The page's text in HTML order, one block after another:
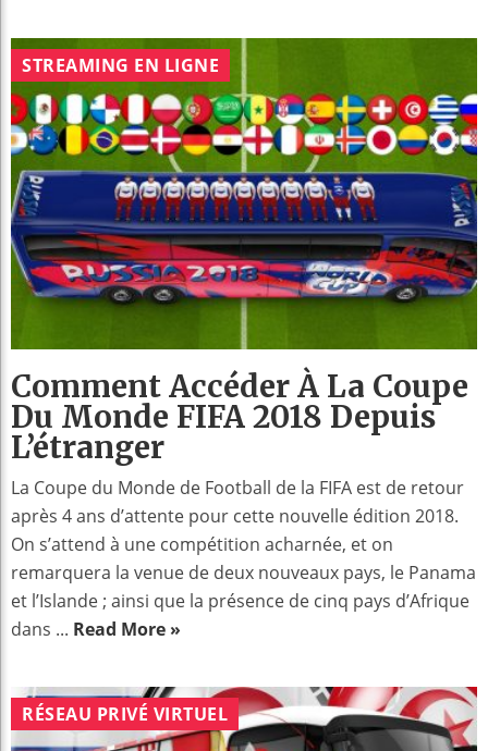
STREAMING EN LIGNE
Comment Accéder À La Coupe
Du Monde FIFA 2018 Depuis
L’étranger
La Coupe du Monde de Football de la FIFA est de retour
après 4 ans d’attente pour cette nouvelle édition 2018.
On s’attend à une compétition acharnée, et on
remarquera la venue de deux nouveaux pays, le Panama
et l’Islande ; ainsi que la présence de cinq pays d’Afrique
dans ... Read More »
RÉSEAU PRIVÉ VIRTUEL